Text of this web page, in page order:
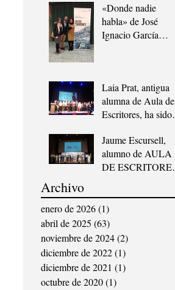
Nadal de Novela
2016
«Donde nadie
habla» de José
Ignacio García
Laia Prat, antigua
alumna de Aula de
Escritores, ha sido
prestigioso premio
«Joan Llacuna»
Jaume Escursell,
alumno de AULA
DE ESCRITORES,
CONCURSO DE
RELATOS
ESCRITOS POR
PERSONAS
MAYORES”,
ORGANIZADO
Archivo
enero de 2026(1)
abril de 2025 (63)
noviembre de 2024(2)
diciembre de 2022(1)
diciembre de 2021 (1)
octubre de 2020(1)